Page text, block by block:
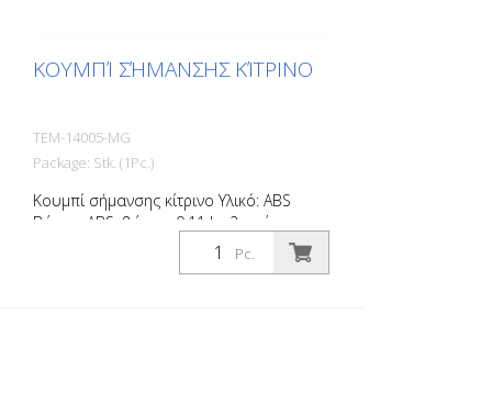
ΚΟΥΜΠΊ ΣΉΜΑΝΣΗΣ ΚΊΤΡΙΝΟ
TEM-14005-MG
Package: Stk. (1Pc.)
Κουμπί σήμανσης κίτρινο Υλικό: ΑΒS
Βάρος: ABS: βάρος: 0,11 kg 2 οπές για
βίδες Χωρίς υλικό στερέωσης Για εύκολη
οριοθέτηση χώρων στάθμευσης ή χώρων
Pc.